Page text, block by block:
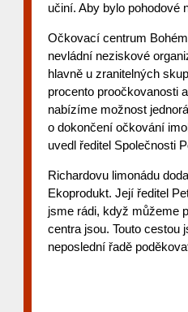
učiní. Aby bylo pohodové
Očkovací centrum
nevládní neziskové
hlavně u zranitelných
procento proočkovanosti
nabízíme možnost
o dokončení očkování
uvedl ředitel Společnosti
Richardovu limonádu
Ekoprodukt. Její ředitel
jsme rádi, když můžeme
centra jsou. Touto cestou
neposlední řadě